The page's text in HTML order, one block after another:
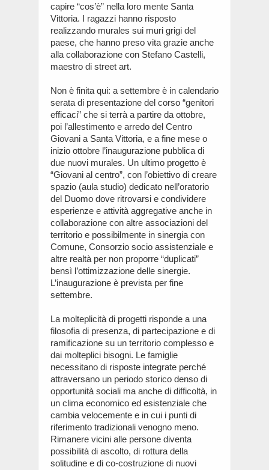
capire “cos’è” nella loro mente Santa
Vittoria. I ragazzi hanno risposto
realizzando murales sui muri grigi del
paese, che hanno preso vita grazie anche
alla collaborazione con Stefano Castelli,
maestro di street art.
Non è finita qui: a settembre è in calendario
serata di presentazione del corso “genitori
efficaci” che si terrà a partire da ottobre,
poi l’allestimento e arredo del Centro
Giovani a Santa Vittoria, e a fine mese o
inizio ottobre l’inaugurazione pubblica di
due nuovi murales. Un ultimo progetto è
“Giovani al centro”, con l’obiettivo di creare
spazio (aula studio) dedicato nell’oratorio
del Duomo dove ritrovarsi e condividere
esperienze e attività aggregative anche in
collaborazione con altre associazioni del
territorio e possibilmente in sinergia con
Comune, Consorzio socio assistenziale e
altre realtà per non proporre “duplicati”
bensì l’ottimizzazione delle sinergie.
L’inaugurazione è prevista per fine
settembre.
La molteplicità di progetti risponde a una
filosofia di presenza, di partecipazione e di
ramificazione su un territorio complesso e
dai molteplici bisogni. Le famiglie
necessitano di risposte integrate perché
attraversano un periodo storico denso di
opportunità sociali ma anche di difficoltà, in
un clima economico ed esistenziale che
cambia velocemente e in cui i punti di
riferimento tradizionali venogno meno.
Rimanere vicini alle persone diventa
possibilità di ascolto, di rottura della
solitudine e di co-costruzione di nuovi